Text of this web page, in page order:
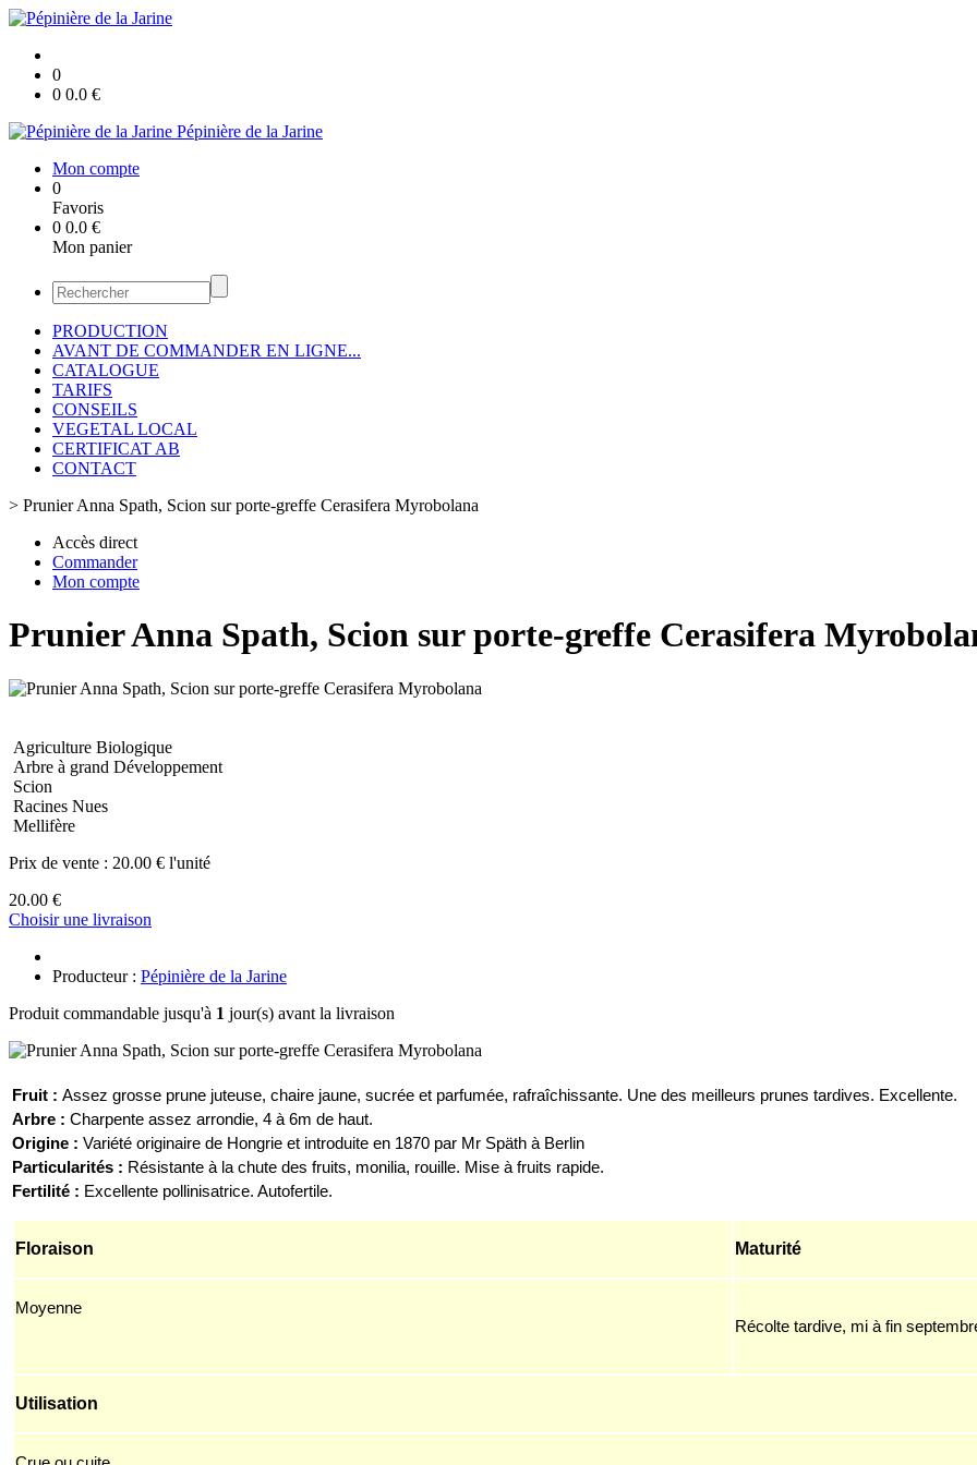
0
0 0.0 €
Pépinière de la Jarine
Mon compte
0
Favoris
0 0.0 €
Mon panier
PRODUCTION
AVANT DE COMMANDER EN LIGNE...
CATALOGUE
TARIFS
CONSEILS
VEGETAL LOCAL
CERTIFICAT AB
CONTACT
> Prunier Anna Spath, Scion sur porte-greffe Cerasifera Myrobolana
Accès direct
Commander
Mon compte
Prunier Anna Spath, Scion sur porte-greffe Cerasifera
Agriculture Biologique
Arbre à grand Développement
Scion
Racines Nues
Mellifère
Prix de vente : 20.00 € l'unité
20.00 €
Choisir une livraison
Producteur : Pépinière de la Jarine
Produit commandable jusqu'à 1 jour(s) avant la livraison
Fruit : Assez grosse prune juteuse, chaire jaune, sucrée et parfumée, rafraîchissante. Une des meilleurs prunes tardives. Excellente.
Arbre : Charpente assez arrondie, 4 à 6m de haut.
Origine : Variété originaire de Hongrie et introduite en 1870 par Mr Späth à Berlin
Particularités : Résistante à la chute des fruits, monilia, rouille. Mise à fruits rapide.
Fertilité : Excellente pollinisatrice. Autofertile.
Floraison Maturité
Moyenne
Récolte tardive, mi à fin
Utilisation